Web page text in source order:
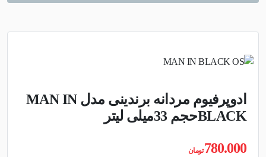
ادوپرفیوم مردانه برندینی مدل MAN IN
BLACKحجم 33میلی لیتر
780.000 تومان